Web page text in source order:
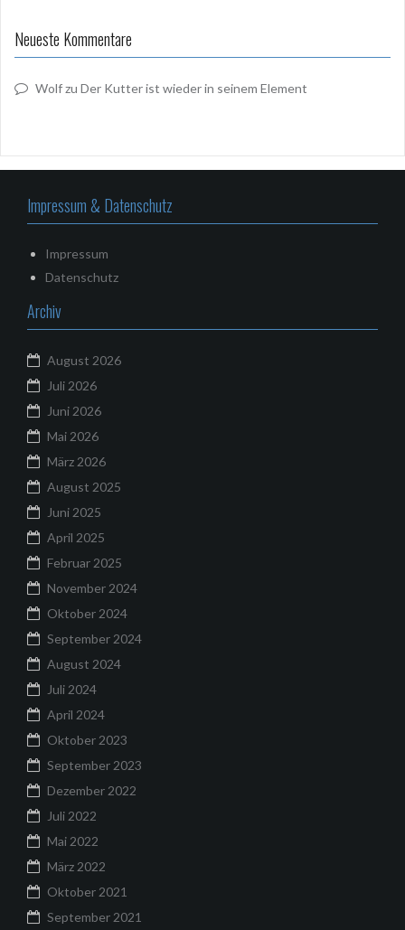
Neueste Kommentare
Wolfzu Der Kutter ist wieder in seinem Element
Impressum & Datenschutz
Impressum
Datenschutz
Archiv
August 2026
Juli 2026
Juni 2026
Mai 2026
März 2026
August 2025
Juni 2025
April 2025
Februar 2025
November 2024
Oktober 2024
September 2024
August 2024
Juli 2024
April 2024
Oktober 2023
September 2023
Dezember 2022
Juli 2022
Mai 2022
März 2022
Oktober 2021
September 2021